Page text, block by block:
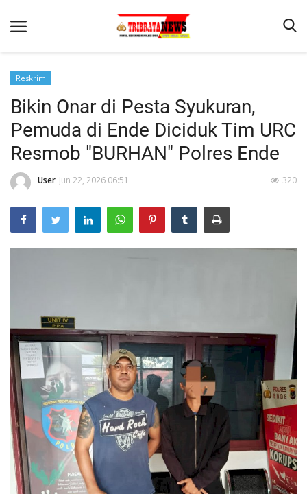
Beranda
Terms & Conditions
Binkam
Lantas
Reskrim
Bikin Onar di Pesta Syukuran,
Pemuda di Ende Diciduk Tim URC
Resmob "BURHAN" Polres Ende
User Jun 22, 2026 06:51 320